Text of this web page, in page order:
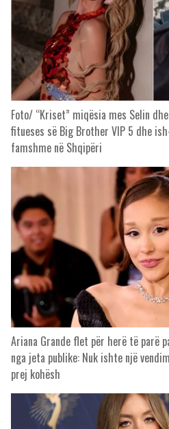
Foto/ “Kriset” miqësia mes Selin
fitueses së Big Brother VIP 5 dhe
famshme në Shqipëri
Ariana Grande flet për herë të parë
nga jeta publike: Nuk ishte një
prej kohësh